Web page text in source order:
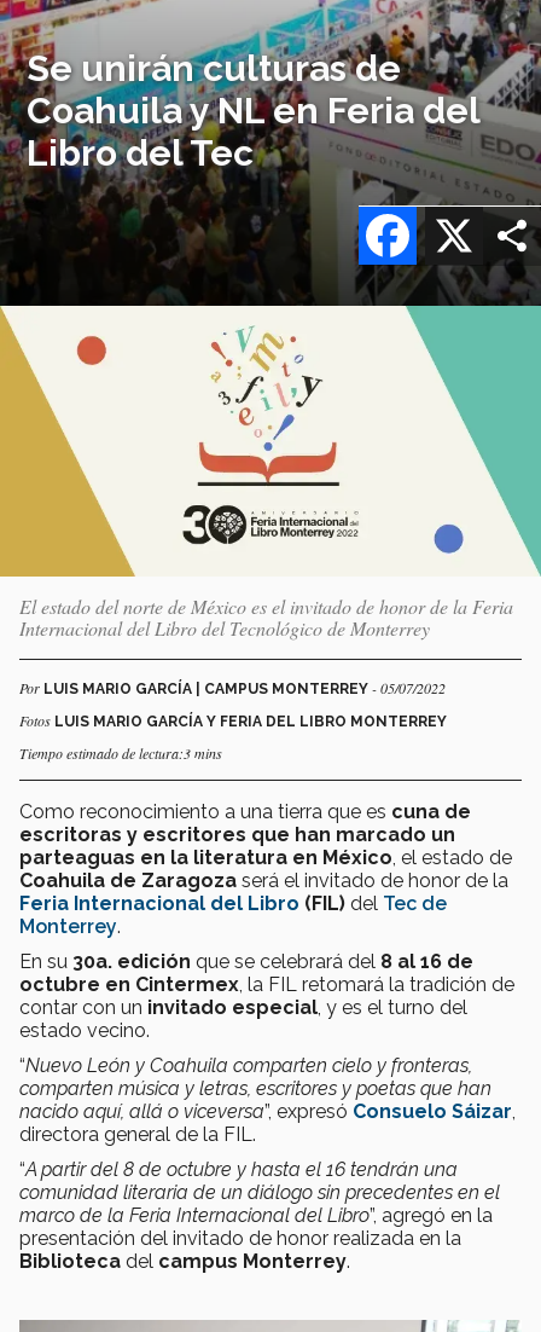
Se unirán culturas de
Coahuila y NL en Feria del
Libro del Tec
X
Facebook
Imagen
logo
El estado del norte de México es el invitado de honor de la Feria
Internacional del Libro del Tecnológico de Monterrey
Por LUIS MARIO GARCÍA | CAMPUS MONTERREY - 05/07/2022
Fotos LUIS MARIO GARCÍA Y FERIA DEL LIBRO MONTERREY
Tiempo estimado de lectura:3 mins
Como reconocimiento a una tierra que es cuna de
escritoras y escritores que han marcado un
parteaguas en la literatura en México , el estado de
Coahuila de Zaragoza será el invitado de honor de la
Feria Internacional del Libro (FIL) del Tec de
Monterrey.
En su 30a. edición que se celebrará del 8 al 16 de
octubre en Cintermex , la FIL retomará la tradición de
contar con un invitado especial , y es el turno del
estado vecino.
“Nuevo León y Coahuila comparten cielo y fronteras,
comparten música y letras, escritores y poetas que han
nacido aquí, allá o viceversa”, expresó Consuelo Sáizar
directora general de la FIL.
“A partir del 8 de octubre y hasta el 16 tendrán una
comunidad literaria de un diálogo sin precedentes en el
marco de la Feria Internacional del Libro”, agregó en la
presentación del invitado de honor realizada en la
Biblioteca del campus Monterrey.